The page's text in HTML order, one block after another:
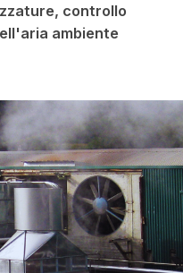
controllo
ambiente